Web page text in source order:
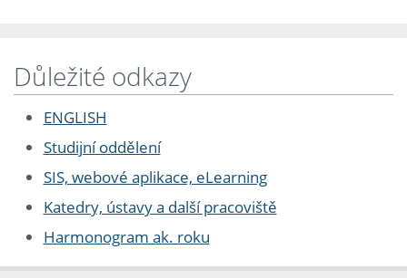
Důležité odkazy
ENGLISH
Studijní oddělení
SIS, webové aplikace, eLearning
Katedry, ústavy a další pracoviště
Harmonogram ak. roku